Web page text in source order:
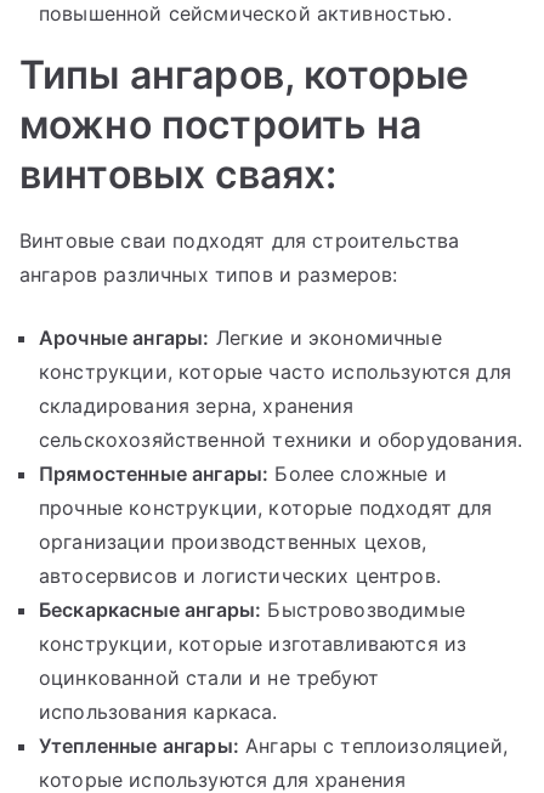
повышенной сейсмической активностью.
Типы ангаров, которые
можно построить на
винтовых сваях:
Винтовые сваи подходят для строительства
ангаров различных типов и размеров:
Арочные ангары: Легкие и экономичные
конструкции, которые часто используются для
складирования зерна, хранения
сельскохозяйственной техники и оборудования.
Прямостенные ангары: Более сложные и
прочные конструкции, которые подходят для
организации производственных цехов,
автосервисов и логистических центров.
Бескаркасные ангары: Быстровозводимые
конструкции, которые изготавливаются из
оцинкованной стали и не требуют
использования каркаса.
Утепленные ангары: Ангары с теплоизоляцией,
которые используются для хранения